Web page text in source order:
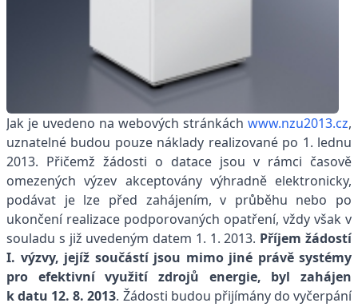
Jak je uvedeno na webových stránkách www.nzu2013.cz,
uznatelné budou pouze náklady realizované po 1. lednu
2013. Přičemž žádosti o datace jsou v rámci časově
omezených výzev akceptovány výhradně elektronicky,
podávat je lze před zahájením, v průběhu nebo po
ukončení realizace podporovaných opatření, vždy však v
souladu s již uvedeným datem 1. 1. 2013. Příjem žádostí
I. výzvy, jejíž součástí jsou mimo jiné právě systémy
pro efektivní využití zdrojů energie, byl zahájen
k datu 12. 8. 2013. Žádosti budou přijímány do vyčerpání